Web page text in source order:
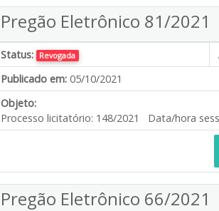
Pregão Eletrônico 81/2021
Status: Revogada
Publicado em: 05/10/2021
Objeto:
Processo licitatório: 148/2021 Data/hora
Pregão Eletrônico 66/2021